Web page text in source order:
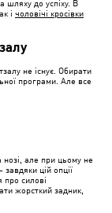
шляху до успіху. В
і чоловічі кросівки
не існує. Обирати
програми. Але все
нозі, але при цьому не
цій опції
силові
жорсткий задник,